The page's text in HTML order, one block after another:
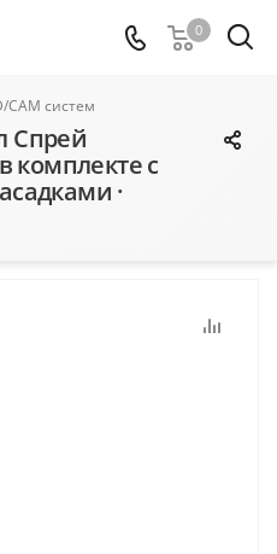
0
CAM систем
Спрей
комплекте с
·